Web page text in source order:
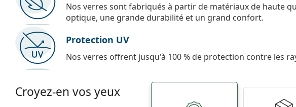
Nos verres sont fabriqués à partir de matériaux de haute
optique, une grande durabilité et un grand confort.
Protection UV
Nos verres offrent jusqu'à 100 % de protection contre les
Croyez-en vos yeux